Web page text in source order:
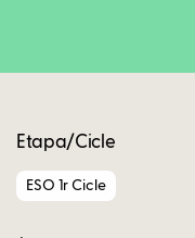
Etapa/Cicle
ESO 1r Cicle